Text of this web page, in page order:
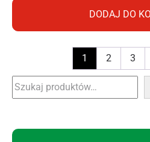
Szukaj
DODAJ DO
1 2 3